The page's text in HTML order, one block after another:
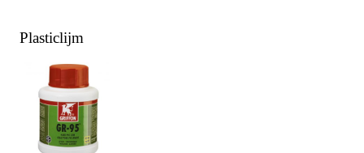
Plasticlijm